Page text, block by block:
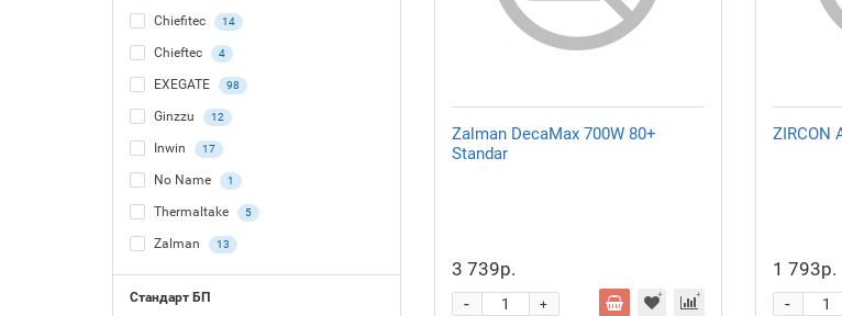
Chiefitec 14
Chieftec 4
EXEGATE 98
Ginzzu 12
Inwin 17
No Name 1
Thermaltake 5
Zalman 13
Стандарт БП
Zalman DecaMax 700W 80+
Standar
3 739р.
+
-
ZIRCON
1 793р.
-